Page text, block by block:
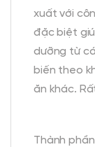
xuất với
đặc biệt
dưỡng từ
biến theo
ăn khác.
Thành